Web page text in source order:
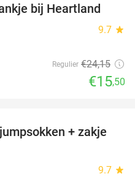
36%
bij Heartland
9.7 star
Regulier €24,15
€15,50
48%
+ zakje
9.7 star